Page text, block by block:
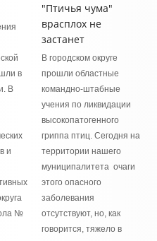
в
В
и
№
"Птичья чума"
врасплох не
застанет
В городском округе
прошли областные
командно-штабные
учения по ликвидации
высокопатогенного
гриппа птиц. Сегодня на
территории нашего
муниципалитета очаги
этого опасного
заболевания
отсутствуют, но, как
говорится, тяжело в